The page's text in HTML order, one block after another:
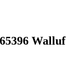
Walluf